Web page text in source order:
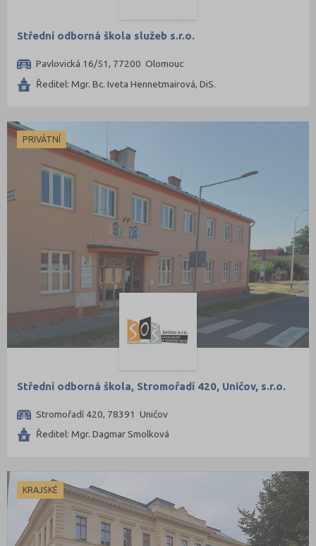
Střední odborná škola služeb s.r.o.
Pavlovická 16/51, 77200 Olomouc
Ředitel: Mgr. Bc. Iveta Hennetmairová, DiS.
PRIVÁTNÍ
Střední odborná škola, Stromořadí 420, Uničov, s.r.o.
Stromořadí 420, 78391 Uničov
Ředitel: Mgr. Dagmar Smolková
KRAJSKÉ